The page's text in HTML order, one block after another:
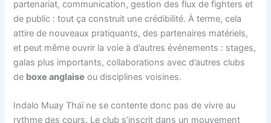
partenariat, communication, gestion des flux de fighters et
de public : tout ça construit une crédibilité. À terme, cela
attire de nouveaux pratiquants, des partenaires matériels,
et peut même ouvrir la voie à d’autres événements : stages,
galas plus importants, collaborations avec d’autres clubs
de boxe anglaise ou disciplines voisines.
Indalo Muay Thaï ne se contente donc pas de vivre au
rythme des cours. Le club s’inscrit dans un mouvement